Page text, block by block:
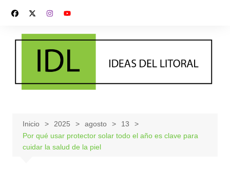
contenido
Inicio 2025 agosto
13
Por qué usar protector solar todo el año es clave para
cuidar la salud de la piel